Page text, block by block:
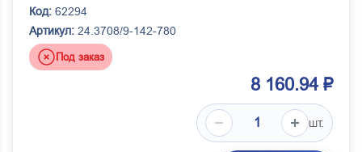
Код: 62294
Артикул: 24.3708/9-142-780
Под заказ
8 160.94 ₽
шт.